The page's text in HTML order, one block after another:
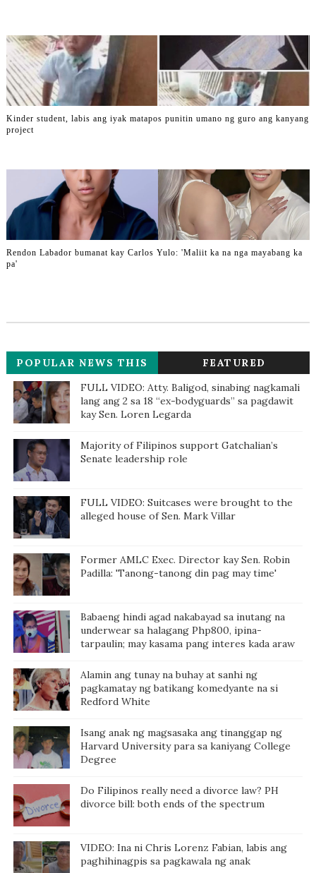
Kinder student, labis ang iyak matapos punitin umano ng guro ang kanyang
project
Rendon Labador bumanat kay Carlos Yulo: 'Maliit ka na nga mayabang ka
pa'
POPULAR NEWS THIS
WEEK
FEATURED
FULL VIDEO: Atty. Baligod, sinabing nagkamali
lang ang 2 sa 18 “ex-bodyguards” sa pagdawit
kay Sen. Loren Legarda
Majority of Filipinos support Gatchalian’s
Senate leadership role
FULL VIDEO: Suitcases were brought to the
alleged house of Sen. Mark Villar
Former AMLC Exec. Director kay Sen. Robin
Padilla: 'Tanong-tanong din pag may time'
Babaeng hindi agad nakabayad sa inutang na
underwear sa halagang Php800, ipina-
tarpaulin; may kasama pang interes kada araw
Alamin ang tunay na buhay at sanhi ng
pagkamatay ng batikang komedyante na si
Redford White
Isang anak ng magsasaka ang tinanggap ng
Harvard University para sa kaniyang College
Degree
Do Filipinos really need a divorce law? PH
divorce bill: both ends of the spectrum
VIDEO: Ina ni Chris Lorenz Fabian, labis ang
paghihinagpis sa pagkawala ng anak